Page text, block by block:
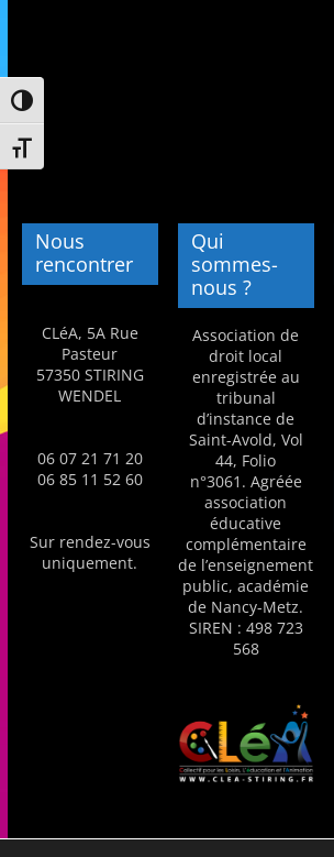
Passer en contraste élevé
Changer la taille de la police
o
i
s
r
s
,
é
d
u
c
a
t
i
o
e
t
A
i
Nous
rencontrer
CLéA, 5A Rue
Pasteur
57350 STIRING
WENDEL
06 07 21 71 20
06 85 11 52 60
Sur rendez-vous
uniquement.
Qui
sommes-
nous ?
Association de
droit local
enregistrée au
tribunal
d’instance de
Saint-Avold, Vol
44, Folio
n°3061. Agréée
association
éducative
complémentaire
de l’enseignement
public, académie
de Nancy-Metz.
SIREN : 498 723
568